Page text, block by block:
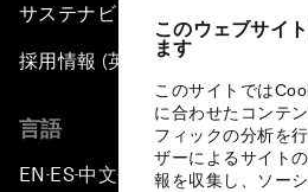
このウェブサイ
ます
このサイトでは
に合わせたコンテ
フィックの分析を
ザーによるサイト
報を収集し、ソー
サステナビリティへの取り組み
採用情報 (英語のみ)
言語
EN ▪ES▪中文▪ 日本語